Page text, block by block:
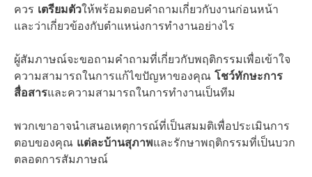
ควร เตรียมตัวให้พร้อมตอบคำถามเกี่ยวกับงานก่อนหน้า
และว่าเกี่ยวข้องกับตำแหน่งการทำงานอย่างไร
ผู้สัมภาษณ์จะขอถามคำถามที่เกี่ยวกับพฤติกรรมเพื่อเข้าใจ
ความสามารถในการแก้ไขปัญหาของคุณ โชว์ทักษะการ
สื่อสารและความสามารถในการทำงานเป็นทีม
พวกเขาอาจนำเสนอเหตุการณ์ที่เป็นสมมติเพื่อประเมินการ
ตอบของคุณ แต่ละบ้านสุภาพและรักษาพฤติกรรมที่เป็นบวก
ตลอดการสัมภาษณ์